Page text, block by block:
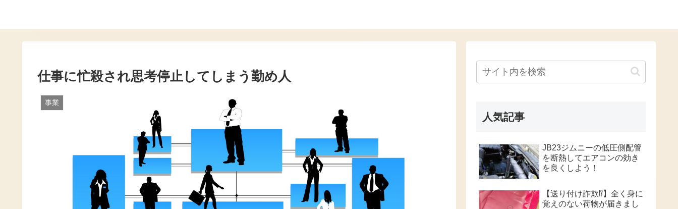
仕事に忙殺され思考停止してしまう勤め人
事業
人気記事
JB23ジムニーの低圧側配管
を断熱してエアコンの効き
を良くしよう！
【送り付け詐欺⁉️】全く身に
覚えのない荷物が届きまし